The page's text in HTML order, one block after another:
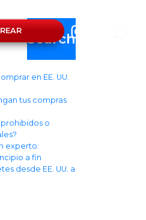
en EE. UU.
tus compras
prohibidos o
experto:
a fin
desde EE. UU. a